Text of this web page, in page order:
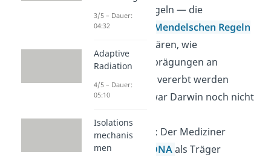
Vererbungsregeln — die
sogenannten
Mendelschen Regeln
— auf. Sie erklären, wie
Merkmalsausprägungen an
Nachkommen vererbt werden
können. Das war Darwin noch nicht
Oswald Avery : Der Mediziner
erkannte die
DNAals Träger
3/5 – Dauer:
04:32
Adaptive
Radiation
4/5 – Dauer:
05:10
Isolations
mechanis
men